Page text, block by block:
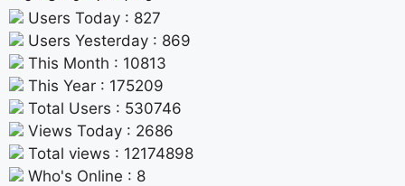
Users Today : 827
Users Yesterday : 869
This Month : 10813
This Year : 175209
Total Users : 530746
Views Today : 2686
Total views : 12174898
Who's Online : 8